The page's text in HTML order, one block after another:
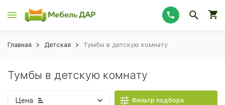
Главная Детская Тумбы в детскую комнату
Тумбы в детскую комнату
Цена Фильтр подбора